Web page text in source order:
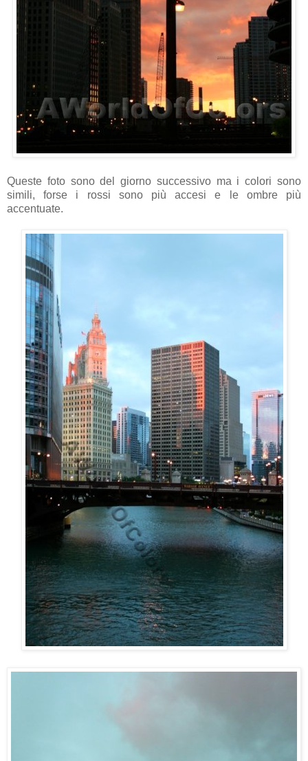
Queste foto sono del giorno successivo ma i colori sono
simili, forse i rossi sono più accesi e le ombre più
accentuate.